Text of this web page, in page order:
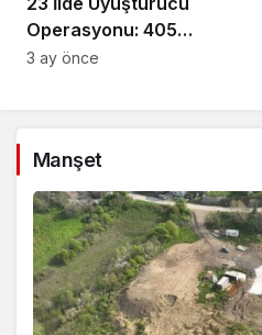
Operasyonu: 405
Gözaltı!
3 ay önce
Manşet